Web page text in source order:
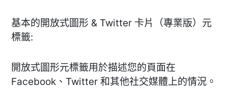
基本的開放式圖形 & Twitter 卡片（專業版）元
標籤:
開放式圖形元標籤用於描述您的頁面在
Facebook、Twitter 和其他社交媒體上的情況。